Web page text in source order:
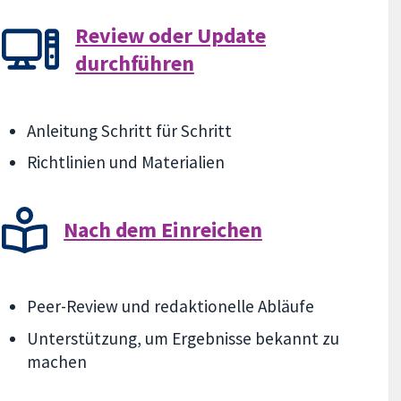
Review oder Update
durchführen
Anleitung Schritt für Schritt
Richtlinien und Materialien
Nach dem Einreichen
Peer-Review und redaktionelle Abläufe
Unterstützung, um Ergebnisse bekannt zu
machen